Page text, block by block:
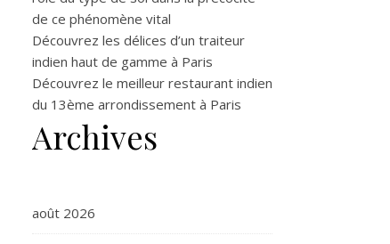
de ce phénomène vital
Découvrez les délices d’un traiteur
indien haut de gamme à Paris
Découvrez le meilleur restaurant indien
du 13ème arrondissement à Paris
Archives
août 2026